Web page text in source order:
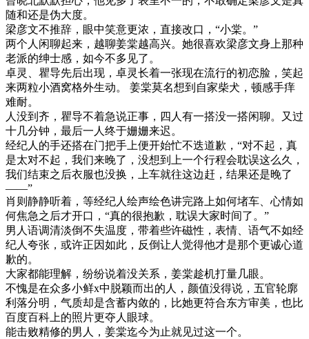
随和还是伪大度。
梁彦文不推辞，眼中笑意更浓，直接改口，“小棠。”
两个人闲聊起来，越聊姜棠越高兴。她很喜欢梁彦文身上那种
老派的绅士感，如今不多见了。
卓灵、瞿导先后出现，卓灵长着一张现在流行的初恋脸，笑起
来两粒小酒窝格外生动。 姜棠莫名想到自家柴犬，顿感手痒
难耐。
人没到齐，瞿导不着急说正事，四人有一搭没一搭闲聊。又过
十几分钟，最后一人终于姗姗来迟。
经纪人的手还搭在门把手上便开始忙不迭道歉，“对不起，真
是太对不起，我们来晚了，没想到上一个行程会耽误这么久，
我们结束之后衣服也没换，上车就往这边赶，结果还是晚了
——”
肖则静静听着，等经纪人绘声绘色讲完路上如何堵车、心情如
何焦急之后才开口，“真的很抱歉，耽误大家时间了。”
男人语调清淡倒不失温度，带着些许磁性，表情、语气不如经
纪人夸张，或许正因如此，反倒让人觉得他才是那个更诚心道
歉的。
大家都能理解，纷纷说着没关系，姜棠趁机打量几眼。
不愧是在众多小鲜x中脱颖而出的人，颜值没得说，五官轮廓
利落分明，气质却是含蓄内敛的，比她更符合东方审美，也比
百度百科上的照片更夺人眼球。
能击败精修的男人，姜棠迄今为止就见过这一个。